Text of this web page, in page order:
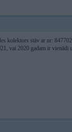
kolektors stāv ar nr:
vai 2020 gadam ir vienādi